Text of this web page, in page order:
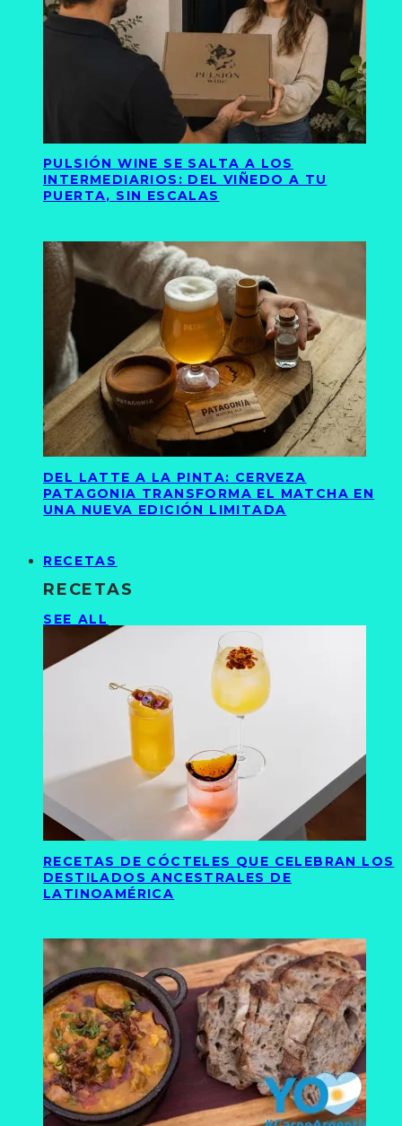
PULSIÓN WINE SE SALTA A LOS
INTERMEDIARIOS: DEL VIÑEDO A TU
PUERTA, SIN ESCALAS
DEL LATTE A LA PINTA: CERVEZA
PATAGONIA TRANSFORMA EL MATCHA EN
UNA NUEVA EDICIÓN LIMITADA
RECETAS
RECETAS
SEE ALL
RECETAS DE CÓCTELES QUE CELEBRAN LOS
DESTILADOS ANCESTRALES DE
LATINOAMÉRICA